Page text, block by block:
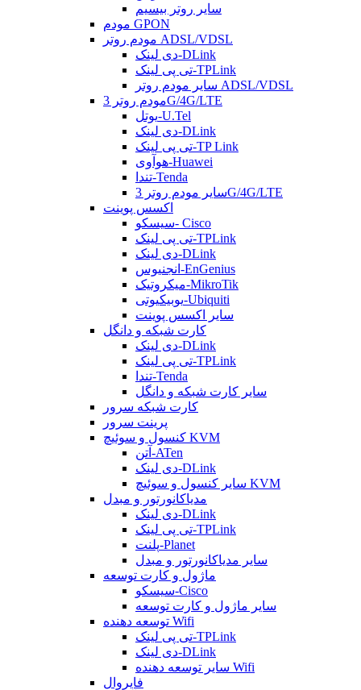
سایر روتر بیسیم
مودم GPON
مودم روتر ADSL/VDSL
دی لینک-DLink
تی پی لینک-TPLink
سایر مودم روتر ADSL/VDSL
مودم روتر 3G/4G/LTE
یوتل-U.Tel
دی لینک-DLink
تی پی لینک-TP Link
هوآوی-Huawei
تندا-Tenda
سایر مودم روتر 3G/4G/LTE
اکسس پوینت
سیسکو- Cisco
تی پی لینک-TPLink
دی لینک-DLink
انجنیوس-EnGenius
میکروتیک-MikroTik
یوبیکیوتی-Ubiquiti
سایر اکسس پوینت
کارت شبکه و دانگل
دی لینک-DLink
تی پی لینک-TPLink
تندا-Tenda
سایر کارت شبکه و دانگل
کارت شبکه سرور
پرینت سرور
کنسول و سوئیچ KVM
آتن-ATen
دی لینک-DLink
سایر کنسول و سوئیچ KVM
مدیاکانورتور و مبدل
دی لینک-DLink
تی پی لینک-TPLink
پلنت-Planet
سایر مدیاکانورتور و مبدل
ماژول و کارت توسعه
سیسکو-Cisco
سایر ماژول و کارت توسعه
توسعه دهنده Wifi
تی پی لینک-TPLink
دی لینک-DLink
سایر توسعه دهنده Wifi
فایروال